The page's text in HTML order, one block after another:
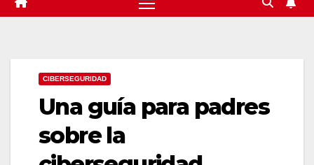
CIBERSEGURIDAD
Una guía para padres
sobre la